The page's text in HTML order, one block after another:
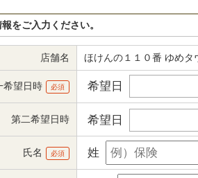
をご入力ください。
店舗名 ほけんの１１０番 ゆめタ
希望日時 必須 希望日
第二希望日時 希望日
氏名 必須 姓